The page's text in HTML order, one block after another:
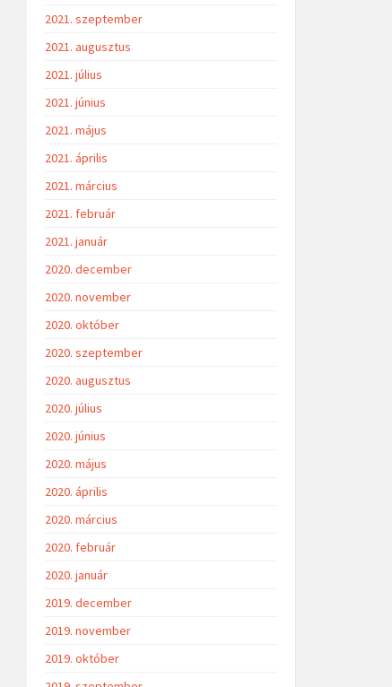
2021. szeptember
2021. augusztus
2021. július
2021. június
2021. május
2021. április
2021. március
2021. február
2021. január
2020. december
2020. november
2020. október
2020. szeptember
2020. augusztus
2020. július
2020. június
2020. május
2020. április
2020. március
2020. február
2020. január
2019. december
2019. november
2019. október